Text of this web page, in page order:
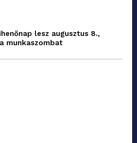
lesz augusztus 8.,
munkaszombat